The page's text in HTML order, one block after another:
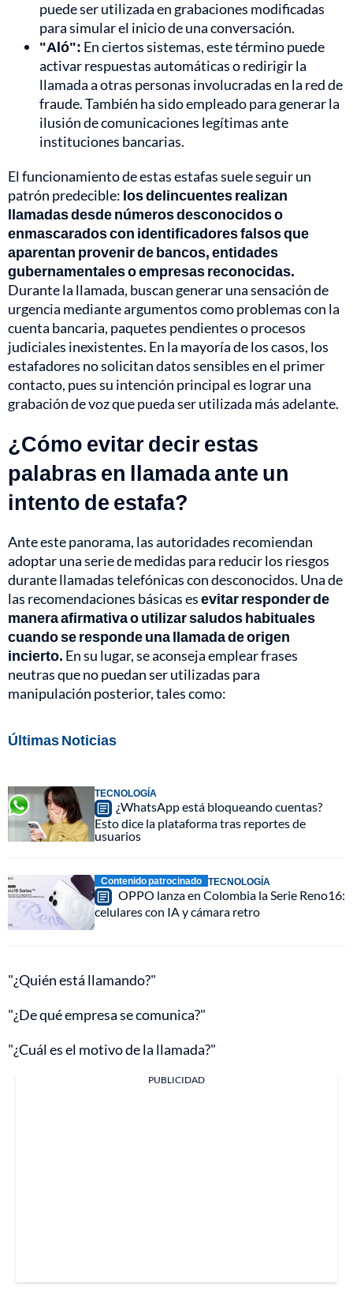
puede ser utilizada en grabaciones modificadas
para simular el inicio de una conversación.
"Aló": En ciertos sistemas, este término puede
activar respuestas automáticas o redirigir la
llamada a otras personas involucradas en la red de
fraude. También ha sido empleado para generar la
ilusión de comunicaciones legítimas ante
instituciones bancarias.
El funcionamiento de estas estafas suele seguir un
patrón predecible: los delincuentes realizan
llamadas desde números desconocidos o
enmascarados con identificadores falsos que
aparentan provenir de bancos, entidades
gubernamentales o empresas reconocidas.
Durante la llamada, buscan generar una sensación de
urgencia mediante argumentos como problemas con la
cuenta bancaria, paquetes pendientes o procesos
judiciales inexistentes. En la mayoría de los casos, los
estafadores no solicitan datos sensibles en el primer
contacto, pues su intención principal es lograr una
grabación de voz que pueda ser utilizada más adelante.
¿Cómo evitar decir estas
palabras en llamada ante un
intento de estafa?
Ante este panorama, las autoridades recomiendan
adoptar una serie de medidas para reducir los riesgos
durante llamadas telefónicas con desconocidos. Una de
las recomendaciones básicas esevitar responder de
manera afirmativa o utilizar saludos habituales
cuando se responde una llamada de origen
incierto. En su lugar, se aconseja emplear frases
neutras que no puedan ser utilizadas para
manipulación posterior, tales como:
Últimas Noticias
TECNOLOGÍA
¿WhatsApp está bloqueando cuentas?
Esto dice la plataforma tras reportes de
usuarios
Contenido patrocinado TECNOLOGÍA
OPPO lanza en Colombia la Serie Reno16:
celulares con IA y cámara retro
"¿Quién está llamando?"
"¿De qué empresa se comunica?"
"¿Cuál es el motivo de la llamada?"
PUBLICIDAD